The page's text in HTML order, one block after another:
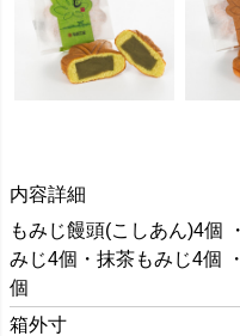
内容詳細
もみじ饅頭(こしあん)4個
みじ4個・抹茶もみじ4個
個
箱外寸